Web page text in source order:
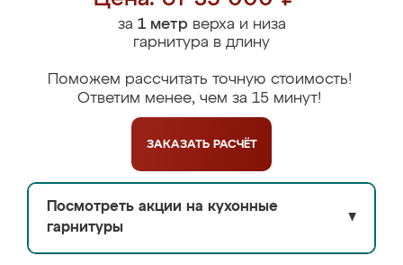
за 1 метрверха и низа
гарнитура в длину
Поможем рассчитать точную стоимость!
Ответим менее, чем за 15 минут!
ЗАКАЗАТЬ РАСЧЁТ
Посмотреть акции на кухонные
гарнитуры
▼